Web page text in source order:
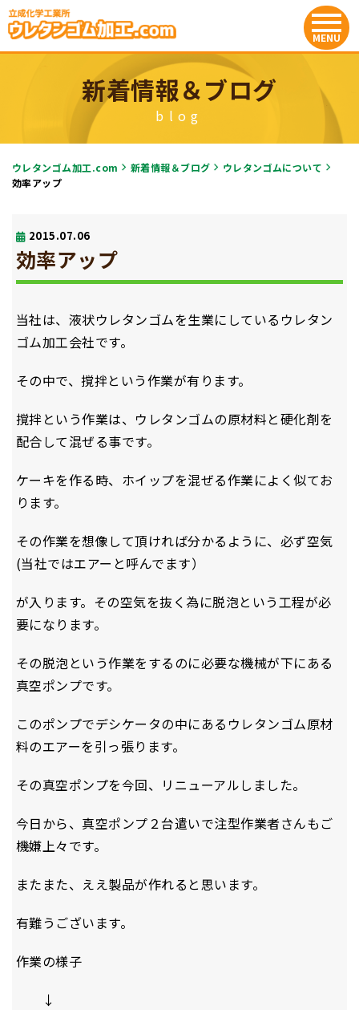
新着情報＆ブログ
blog
ウレタンゴム加工.com 新着情報＆ブログ
ウレタンゴムについて
効率アップ
2015.07.06
効率アップ
当社は、液状ウレタンゴムを生業にしているウレタン
ゴム加工会社です。
その中で、撹拌という作業が有ります。
撹拌という作業は、ウレタンゴムの原材料と硬化剤を
配合して混ぜる事です。
ケーキを作る時、ホイップを混ぜる作業によく似てお
ります。
その作業を想像して頂ければ分かるように、必ず空気
(当社ではエアーと呼んでます）
が入ります。その空気を抜く為に脱泡という工程が必
要になります。
その脱泡という作業をするのに必要な機械が下にある
真空ポンプです。
このポンプでデシケータの中にあるウレタンゴム原材
料のエアーを引っ張ります。
その真空ポンプを今回、リニューアルしました。
今日から、真空ポンプ２台遣いで注型作業者さんもご
機嫌上々です。
またまた、ええ製品が作れると思います。
有難うございます。
作業の様子
↓